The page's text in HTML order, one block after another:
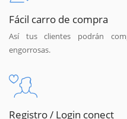
Fácil carro de compra
Así tus clientes podrán
engorrosas.
Registro / Login conect